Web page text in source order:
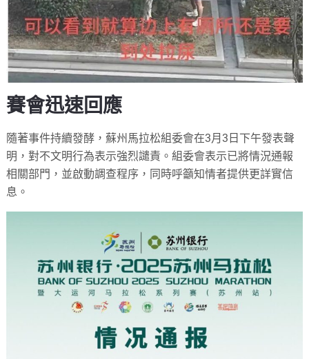
賽會迅速回應
隨著事件持續發酵，蘇州馬拉松組委會在3月3日下午發表聲
明，對不文明行為表示強烈譴責。組委會表示已將情況通報
相關部門，並啟動調查程序，同時呼籲知情者提供更詳實信
息。